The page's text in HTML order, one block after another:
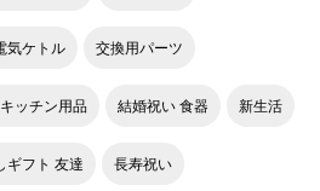
気ケトル 交換用パーツ
ッチン用品 結婚祝い 食器 新生活
ギフト 友達 長寿祝い